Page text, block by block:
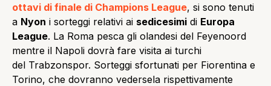
ottavi di finale di Champions League, si sono tenuti
a Nyon i sorteggi relativi ai sedicesimi di Europa
League. La Roma pesca gli olandesi del Feyenoord
mentre il Napoli dovrà fare visita ai turchi
del Trabzonspor. Sorteggi sfortunati per Fiorentina e
Torino, che dovranno vedersela rispettivamente